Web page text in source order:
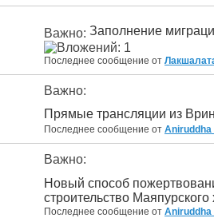
Важно: Заполнение
Последнее сообщение от Лакшалата
Важно:
Прямые трансляции из
Последнее сообщение от Aniruddha
Важно:
Новый способ
строительство Маяпурского
Последнее сообщение от Aniruddha